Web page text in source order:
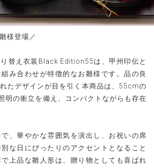
様登場／
替え衣装Black Edition55は、甲州印伝と
み合わせが特徴的なお雛様です。品の良
たデザインが目を引く本商品は、55cmの
明の衝立を備え、コンパクトながらも存在
、華やかな雰囲気を演出し、お祝いの席
な日にぴったりのアクセントとなること
上品な雛人形は、贈り物としても喜ばれ